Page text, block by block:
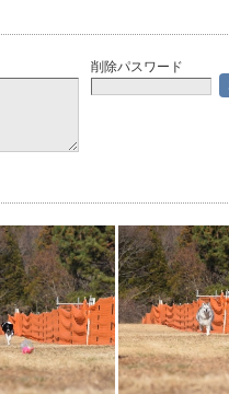
削除パスワード